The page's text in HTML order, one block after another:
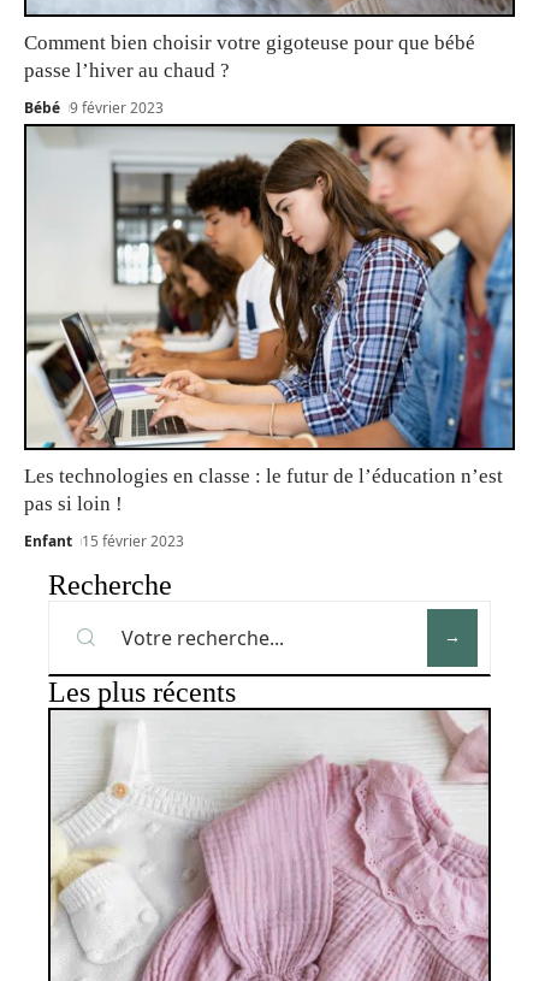
Comment bien choisir votre gigoteuse pour que bébé
passe l’hiver au chaud ?
Bébé 9 février 2023
Les technologies en classe : le futur de l’éducation n’est
pas si loin !
Enfant 15 février 2023
Recherche
Les plus récents